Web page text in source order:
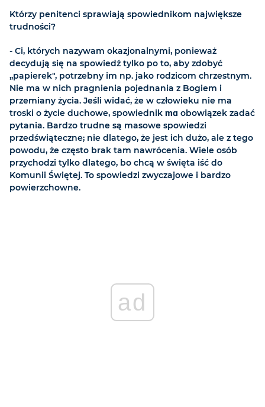
Którzy penitenci sprawiają spowiednikom największe
trudności?
- Ci, których nazywam okazjonalnymi, ponieważ
decydują się na spowiedź tylko po to, aby zdobyć
„papierek", potrzebny im np. jako rodzicom chrzestnym.
Nie ma w nich pragnienia pojednania z Bogiem i
przemiany życia. Jeśli widać, że w człowieku nie ma
troski o życie duchowe, spowiednik ma obowiązek zadać
pytania. Bardzo trudne są masowe spowiedzi
przedświąteczne; nie dlatego, że jest ich dużo, ale z tego
powodu, że często brak tam nawrócenia. Wiele osób
przychodzi tylko dlatego, bo chcą w święta iść do
Komunii Świętej. To spowiedzi zwyczajowe i bardzo
powierzchowne.
ad